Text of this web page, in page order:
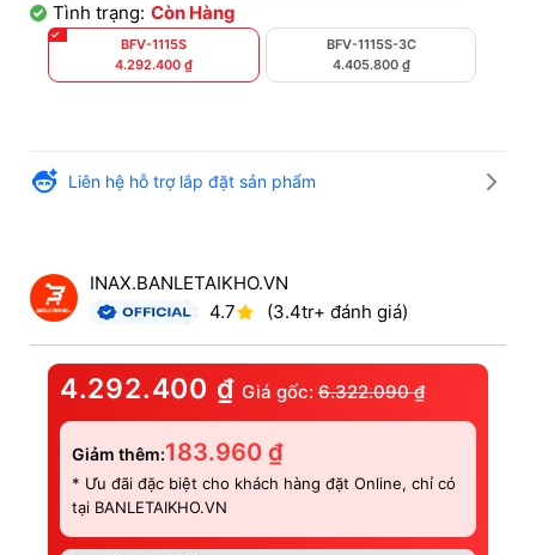
Tình trạng: Còn Hàng
BFV-1115S
4.292.400 ₫
BFV-1115S-3C
4.405.800 ₫
Liên hệ hỗ trợ lắp đặt sản phẩm
INAX.BANLETAIKHO.VN
4.7
(3.4tr+ đánh giá)
4.292.400 ₫ Giá gốc: 6.322.090₫
Giảm thêm:183.960 ₫
* Ưu đãi đặc biệt cho khách hàng đặt Online, chỉ có
tại BANLETAIKHO.VN